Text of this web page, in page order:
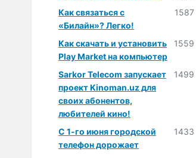
Как связаться с
«Билайн»? Легко!
1587
Как скачать и установить
Play Market на компьютер
1559
Sarkor Telecom запускает
проект Kinoman.uz для
своих абонентов,
любителей кино!
1499
С 1-го июня городской
телефон дорожает
1433